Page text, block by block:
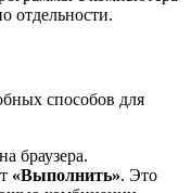
отдельности.
способов для
браузера.
«Выполнить». Это